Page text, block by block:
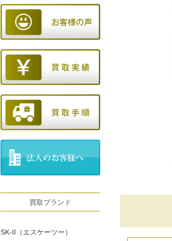
買取ブランド
SK-II（エスケーツー）